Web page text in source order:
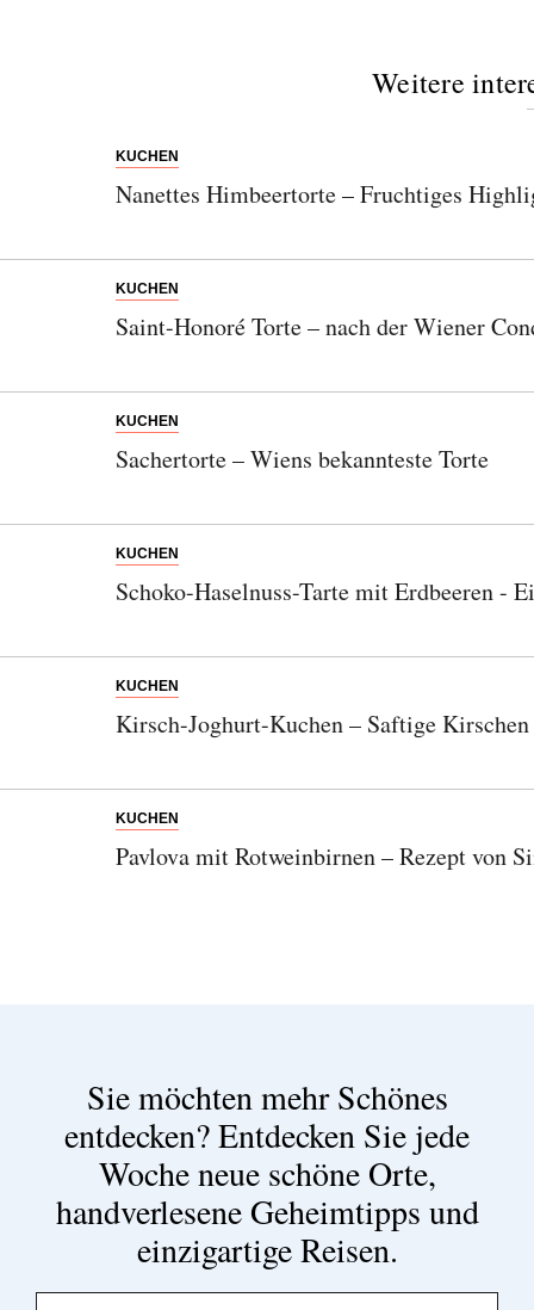
Weitere
KUCHEN
Nanettes Himbeertorte – Fruchtiges
KUCHEN
Saint-Honoré Torte – nach der Wiener
KUCHEN
Sachertorte – Wiens bekannteste Torte
KUCHEN
Schoko-Haselnuss-Tarte mit Erdbeeren
KUCHEN
Kirsch-Joghurt-Kuchen – Saftige
KUCHEN
Pavlova mit Rotweinbirnen – Rezept von
Sie möchten mehr Schönes
entdecken?Entdecken Sie jede
Woche neue schöne Orte,
handverlesene Geheimtipps und
einzigartige Reisen.
Bitte schicken Sie mir bis zum Widerruf meiner
Einwilligung den Newsletter mit Informationen zu
zur Kenntnis genommen und akzeptiere diese.
SENDEN